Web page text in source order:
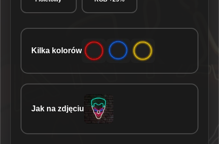
Kilka kolorów
Jak na zdjęciu